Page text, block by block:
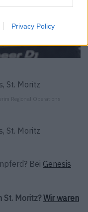
Privacy Policy
Regional Operations
Bei Genesis
St. Moritz?Wir waren